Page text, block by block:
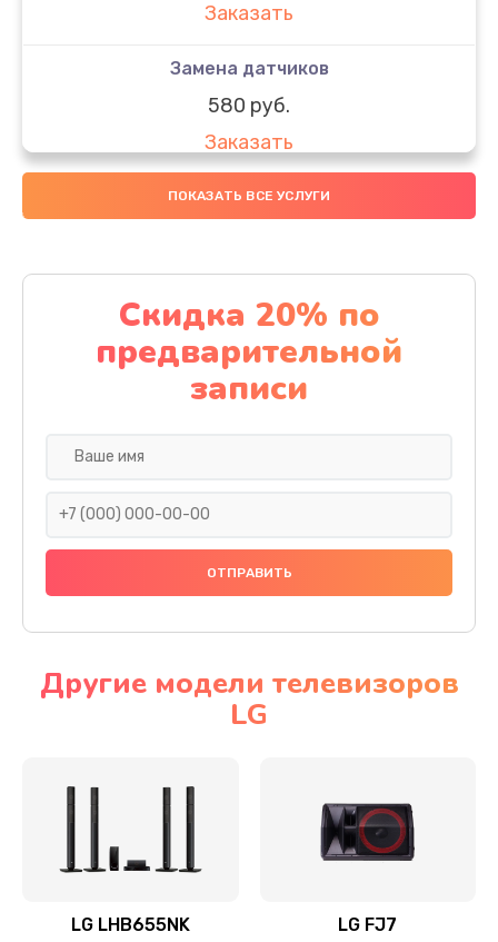
Заказать
Замена датчиков
580 руб.
Заказать
Комплексная чистка
Заказать
Замена дисплея (экрана)
2000 руб.
Заказать
Ремонт платы электроники
Прошивка
Ремонт механики привода
Ремонт / замена кнопок, клавиш, индикаторов,
ПОКАЗАТЬ ВСЕ УСЛУГИ
Скидка 20% по
предварительной
записи
Другие модели телевизоров
LG
LG LHB655NK LG FJ7